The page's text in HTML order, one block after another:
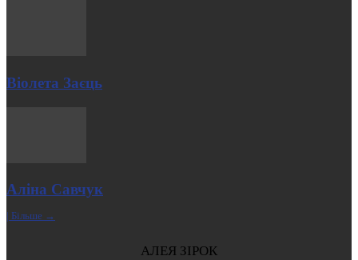
Віолета Заєць
Аліна Савчук
| Більше →
АЛЕЯ ЗІРОК